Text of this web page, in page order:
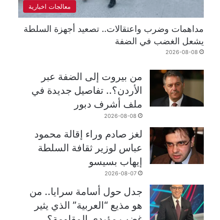
معالجات اخبارية
مداهمات وضرب واعتقالات.. تصعيد أجهزة السلطة
يشعل الغضب في الضفة
2026-08-08
من بيروت إلى الضفة عبر
الأردن؟.. تفاصيل جديدة في
ملف أشرف دبور
2026-08-08
لغز صادم وراء إقالة محمود
عباس لوزير ثقافة السلطة
إيهاب بسيسو
2026-08-07
جدل حول أسامة سرايا.. من
هو مذيع “العربية” الذي يثير